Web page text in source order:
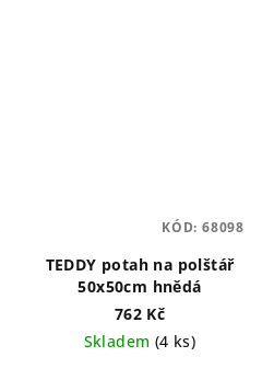
TEDDY potah na polštář
50x50cm hnědá
762 Kč
Skladem (4 ks)
KÓD: 68098